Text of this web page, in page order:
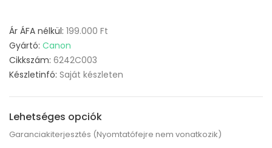
Ár ÁFA nélkül: 199.000 Ft
Gyártó: Canon
Cikkszám: 6242C003
Készletinfó: Saját készleten
Lehetséges opciók
Garanciakiterjesztés (Nyomtatófejre nem vonatkozik)